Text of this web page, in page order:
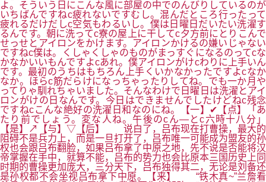
よ。そういう日にこんな風に部屋の中でのんびりしているのが
いちばんですねc疲れないですむし。混んだところ行ったって
疲れるだけだしc空気もわるいし。僕は日曜日だいたい洗濯す
るんです。朝に洗ってc寮の屋上に干してc夕方前にとりこんで
せっせとアイロンをかけます。アイロンかけるの嫌いじゃない
ですねc僕は。くしゃくしゃのものがまっすぐになるのってcな
かなかいいもんですよcあれ。僕アイロンがけcわりに上手いん
です。最初のうちはもちろん上手くいかなかったですよcなか
なか。ほらc筋だらけになっちゃったりしてね。でも一か月や
ってりゃ馴れちゃいました。そんなわけで日曜日は洗濯とアイ
ロンがけの日なんです。今日はできませんでしたけどねc残念
ですねcこんな絶好の洗濯日和なのにね。【一】✔【点】「あ
たり前でしょう。変な人ね。午後のcん―とc六時十八分」
【是】↗【与】▽【后】 说白了，吕布现在打曹操，最大的
阻碍不是兵力上，而是一旦打开了，吕布唯一可能成为盟友的孙
权也会跟吕布翻脸，如果吕布拿了中原之地，先不说是否能将汉
帝掌握在手中，就算不能，吕布的势力也会比原本三国历史上同
时期的曹操更加庞大，三分天下，吕布独得其二，无论是刘备还
是孙权都不会坐视吕布拿下中原。【来】 “铁木真~”兰詹看